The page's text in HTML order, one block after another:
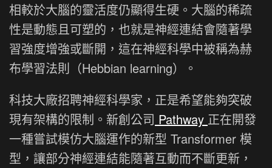
相較於大腦的靈活度仍顯得生硬。大腦的稀疏
性是動態且可塑的，也就是神經連結會隨著學
習強度增強或斷開，這在神經科學中被稱為赫
布學習法則（Hebbian learning）。
科技大廠招聘神經科學家，正是希望能夠突破
現有架構的限制。新創公司 Pathway 正在開發
一種嘗試模仿大腦運作的新型 Transformer 模
型，讓部分神經連結能隨著互動而不斷更新，